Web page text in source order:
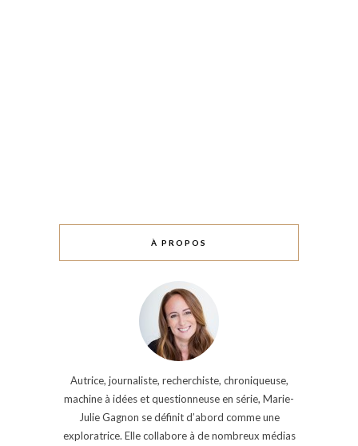
À PROPOS
Autrice, journaliste, recherchiste, chroniqueuse,
machine à idées et questionneuse en série, Marie-
Julie Gagnon se définit d’abord comme une
exploratrice. Elle collabore à de nombreux médias